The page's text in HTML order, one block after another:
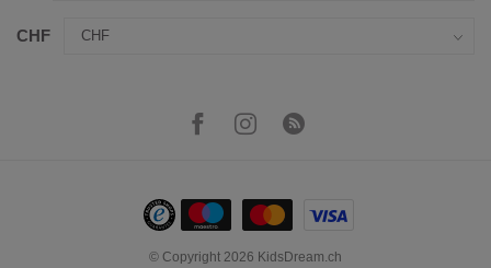
CHF
© Copyright 2026 KidsDream.ch